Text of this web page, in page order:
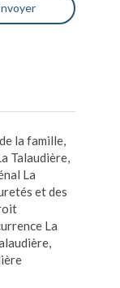
la famille,
Talaudière,
La
et des
La
,